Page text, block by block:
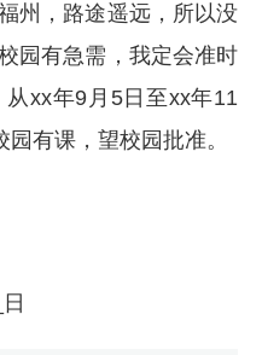
州，路途遥远，所以没
园有急需，我定会准时
xx年9月5日至xx年11
有课，望校园批准。